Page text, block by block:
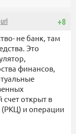
+8
url
не банк, там
Это
финансов,
открыт в
(РКЦ) и операции